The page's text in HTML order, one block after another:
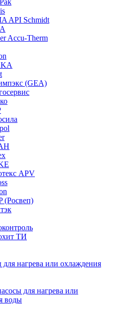
API Schmidt
Accu-Therm
(GEA)
APV
(Росвеп)
ТИ
нагрева или охлаждения
для нагрева или
воды